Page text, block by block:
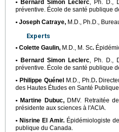
• Bernard Simon Leclerc, Ph. D.,
préventive. École de santé publique
• Joseph Catraye, M.D., Ph.D.,
Experts
• Colette Gaulin, M.D., M. Sc.
• Bernard Simon Leclerc, Ph. D.,
préventive. École de santé publique
• Philippe Quénel
M.D., Ph.D.
des Hautes Études en Santé
• Martine Dubuc,DMV. Retraitée
présidente aux sciences à l'ACIA.
• Nisrine El Amir.Épidémiologiste
publique du Canada.